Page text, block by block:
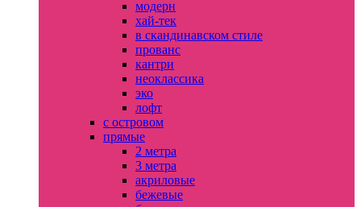
модерн
хай-тек
в скандинавском стиле
прованс
кантри
неоклассика
эко
лофт
с островом
прямые
2 метра
3 метра
акриловые
бежевые